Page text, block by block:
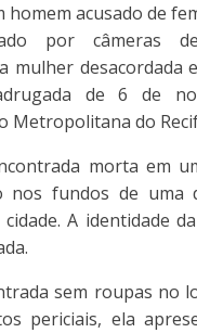
acusado de
por câmeras de
mulher desacordada
de 6 de
Metropolitana do
morta em
nos fundos de uma
A identidade
sem roupas no
periciais, ela